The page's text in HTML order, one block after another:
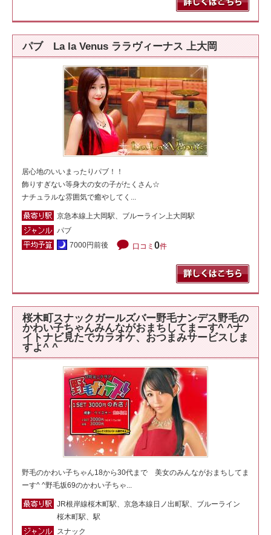
パブ La la Venus ララヴィーナス 上大岡
居心地のいいまったりパブ！！
飾りすぎない等身大の女の子がたくさん☆
ナチュラルな雰囲気で癒やしてく...
京急本線上大岡駅、ブルーライン上大岡駅
パブ
7000円前後
口コミ 0件
桜木町スナックガールズバー野毛ナンデス野毛の
かわい子ちゃんみんながおまちしてまーす^ ^ナ
イトナビ見たでカラオケ、おつまみサービスしま
すよ^ ^
野毛のかわい子ちゃん18から30代まで 美女のみんながおまちしてま
ーす^ ^野毛坂69のかわい子ちゃ...
JR根岸線桜木町駅、京急本線日ノ出町駅、ブルーライン
桜木町駅、駅
スナック